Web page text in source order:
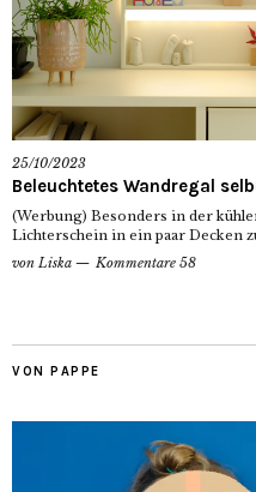
25/10/2023
Beleuchtetes Wandregal
(Werbung) Besonders in der
Lichterschein in ein paar Decken
von Liska Kommentare 58
VON PAPPE